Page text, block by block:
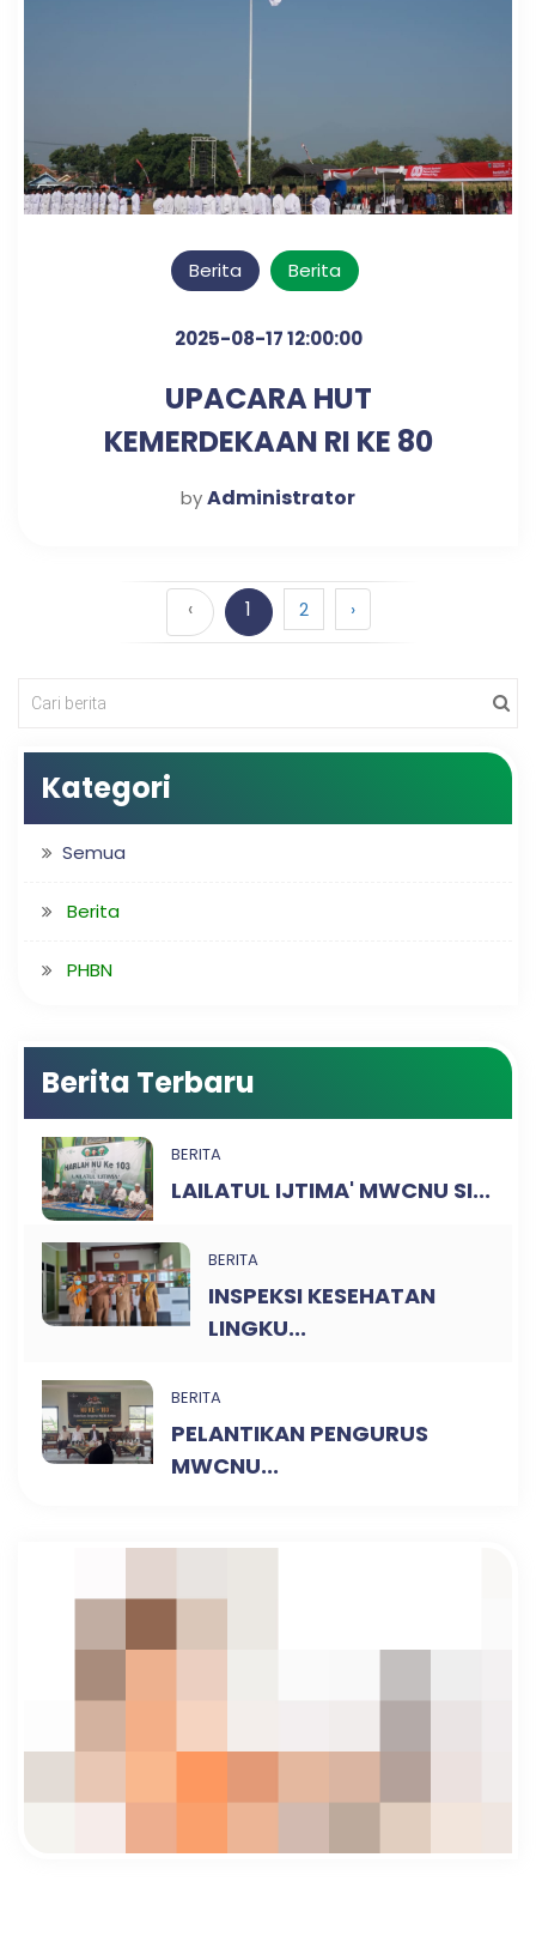
Berita Berita
2025-08-17 12:00:00
UPACARA HUT
KEMERDEKAAN RI KE 80
TAHUN
byAdministrator
‹ 1 2 ›
Kategori
Semua
Berita
PHBN
Berita Terbaru
BERITA
LAILATUL IJTIMA' MWCNU SI...
BERITA
INSPEKSI KESEHATAN
LINGKU...
BERITA
PELANTIKAN PENGURUS
MWCNU...